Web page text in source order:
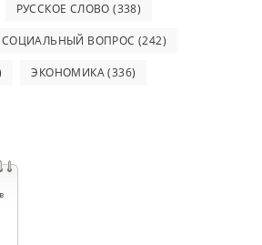
РУССКОЕ СЛОВО (338)
СОЦИАЛЬНЫЙ ВОПРОС (242)
ЭКОНОМИКА(336)